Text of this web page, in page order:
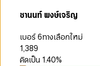
ชานนท์ พงษ์เจริญ
เบอร์ 6ทางเลือกใหม่
1,389
คิดเป็น 1.40%